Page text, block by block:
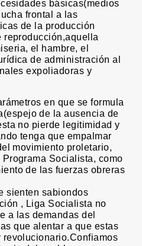
básicas(medios
frontal a las
de la producción
reproducción,aquella
el hambre, el
de administración al
expoliadoras y
en que se formula
de la ausencia de
no pierde legitimidad y
tenga que empalmar
movimiento proletario,
Socialista, como
de las fuerzas obreras
sienten sabiondos
, Liga Socialista no
a las demandas del
que alentar a que estas